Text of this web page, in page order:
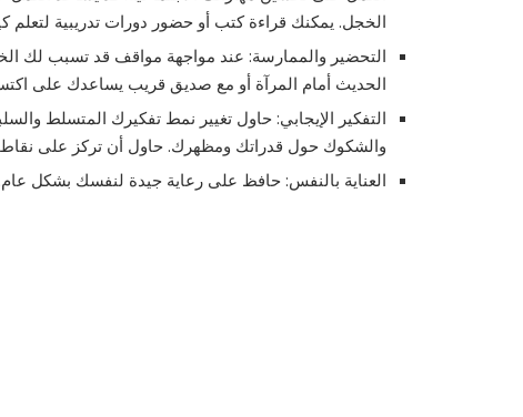
الخجل. يمكنك قراءة كتب أو حضور دورات تدريبية لتعلم
التحضير والممارسة: عند مواجهة مواقف قد تسبب لك
الحديث أمام المرآة أو مع صديق قريب يساعدك على
التفكير الإيجابي: حاول تغيير نمط تفكيرك المتسلط
والشكوك حول قدراتك ومظهرك. حاول أن تركز على نقاط
العناية بالنفس: حافظ على رعاية جيدة لنفسك بشكل